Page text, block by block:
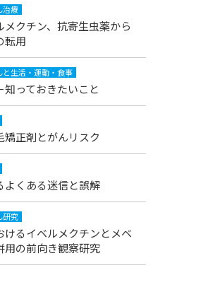
治療
メクチン、抗寄生虫薬から
転用
と生活・運動・食事
知っておきたいこと
矯正剤とがんリスク
よくある迷信と誤解
研究
けるイベルメクチンとメベ
用の前向き観察研究